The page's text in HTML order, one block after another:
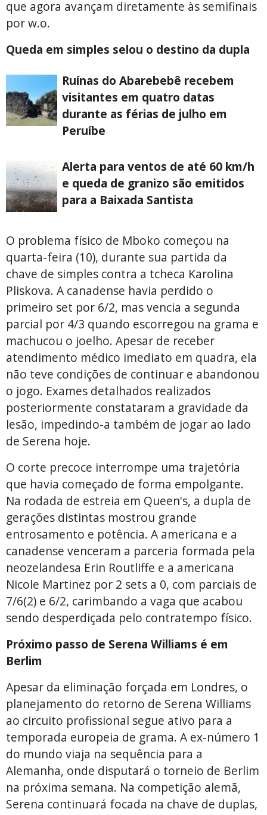
que agora avançam diretamente às semifinais
por w.o.
Queda em simples selou o destino da dupla
Ruínas do Abarebebê recebem
visitantes em quatro datas
durante as férias de julho em
Peruíbe
Alerta para ventos de até 60 km/h
e queda de granizo são emitidos
para a Baixada Santista
O problema físico de Mboko começou na
quarta-feira (10), durante sua partida da
chave de simples contra a tcheca Karolina
Pliskova. A canadense havia perdido o
primeiro set por 6/2, mas vencia a segunda
parcial por 4/3 quando escorregou na grama e
machucou o joelho. Apesar de receber
atendimento médico imediato em quadra, ela
não teve condições de continuar e abandonou
o jogo. Exames detalhados realizados
posteriormente constataram a gravidade da
lesão, impedindo-a também de jogar ao lado
de Serena hoje.
O corte precoce interrompe uma trajetória
que havia começado de forma empolgante.
Na rodada de estreia em Queen's, a dupla de
gerações distintas mostrou grande
entrosamento e potência. A americana e a
canadense venceram a parceria formada pela
neozelandesa Erin Routliffe e a americana
Nicole Martinez por 2 sets a 0, com parciais de
7/6(2) e 6/2, carimbando a vaga que acabou
sendo desperdiçada pelo contratempo físico.
Próximo passo de Serena Williams é em
Berlim
Apesar da eliminação forçada em Londres, o
planejamento do retorno de Serena Williams
ao circuito profissional segue ativo para a
temporada europeia de grama. A ex-número 1
do mundo viaja na sequência para a
Alemanha, onde disputará o torneio de Berlim
na próxima semana. Na competição alemã,
Serena continuará focada na chave de duplas,